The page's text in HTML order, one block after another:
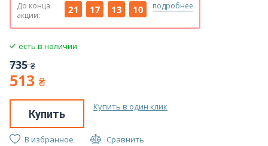
До конца
акции:
21 17 13 10 подробнее
есть в наличии
735 ₴
513 ₴
Купить
Купить в один клик
В избранное Сравнить